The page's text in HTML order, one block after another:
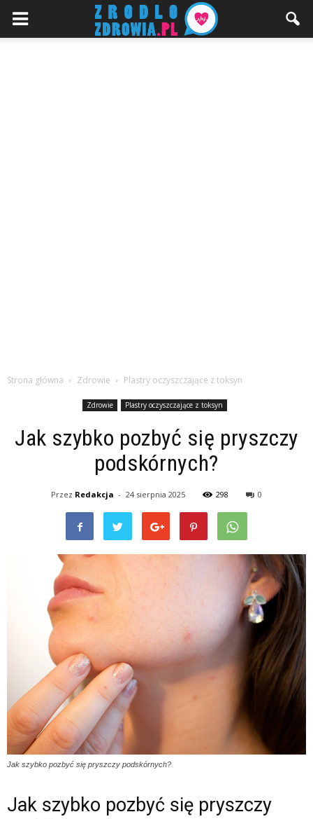
Strona główna Zdrowie Plastry oczyszczające z toksyn
Zdrowie Plastry oczyszczające z toksyn
Jak szybko pozbyć się pryszczy
podskórnych?
Przez Redakcja - 24 sierpnia 2025 298 0
Jak szybko pozbyć się pryszczy podskórnych?
Jak szybko pozbyć się pryszczy